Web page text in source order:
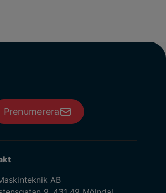
Prenumerera
AB